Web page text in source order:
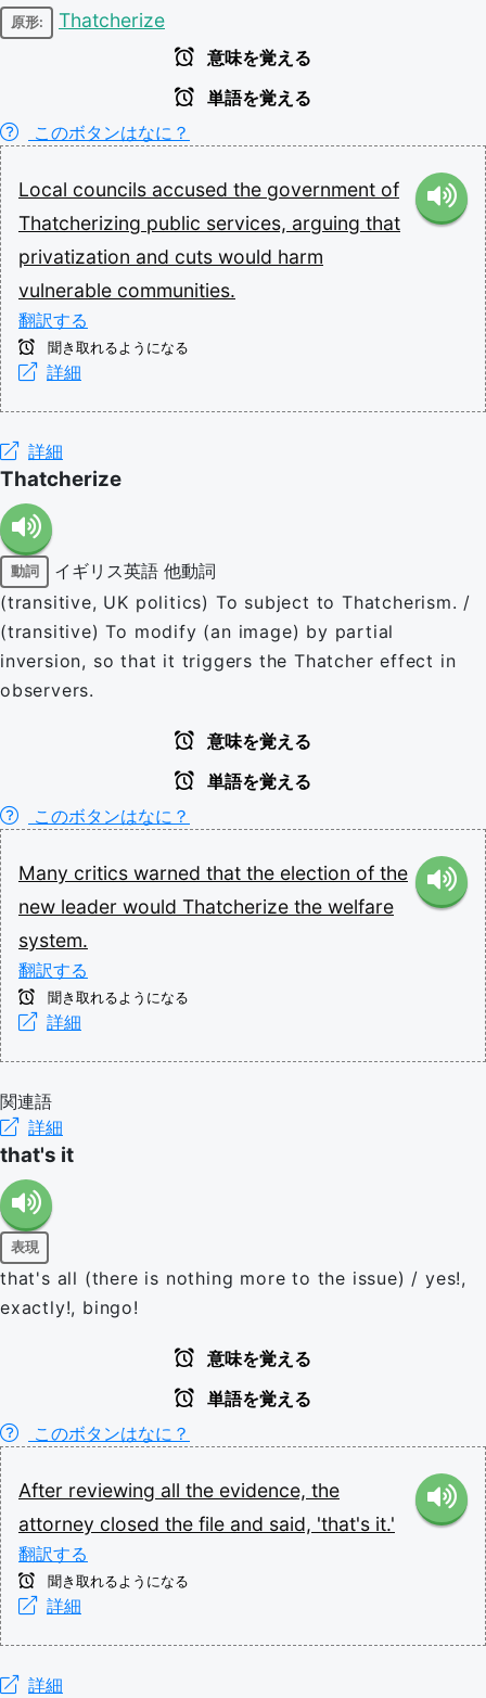
原形: Thatcherize
意味を覚える
単語を覚える
このボタンはなに？
Local councils accused the government of
Thatcherizing public services, arguing that
privatization and cuts would harm
vulnerable communities.
翻訳する
聞き取れるようになる
詳細
詳細
Thatcherize
動詞 イギリス英語 他動詞
(transitive, UK politics) To subject to Thatcherism. /
(transitive) To modify (an image) by partial
inversion, so that it triggers the Thatcher effect in
observers.
意味を覚える
単語を覚える
このボタンはなに？
Many critics warned that the election of the
new leader would Thatcherize the welfare
system.
翻訳する
聞き取れるようになる
詳細
関連語
詳細
that's it
表現
that's all (there is nothing more to the issue) / yes!,
exactly!, bingo!
意味を覚える
単語を覚える
このボタンはなに？
After reviewing all the evidence, the
attorney closed the file and said, 'that's it.'
翻訳する
聞き取れるようになる
詳細
詳細